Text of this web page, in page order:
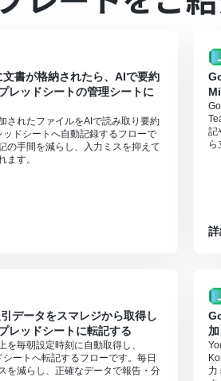
書が格納されたら、AIで要約
レッドシートの管理シートに
されたファイルをAIで読み取り要約
ッドシートへ自動記録するフローで
の手間を減らし、入力ミスを抑えて
ます。
記
ら
データをスマレジから取得し
レッドシートに転記する
を毎朝設定時刻に自動取得し、
ートへ転記するフローです。毎日
を減らし、正確なデータで報告・分
力